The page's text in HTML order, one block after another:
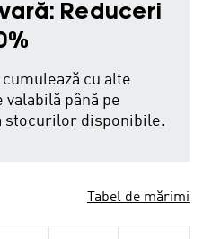
Reduceri
cu alte
până pe
stocurilor disponibile.
Tabel de mărimi